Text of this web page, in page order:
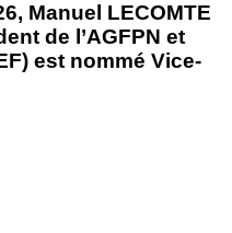
Manuel LECOMTE
de l’AGFPN et
est nommé Vice-